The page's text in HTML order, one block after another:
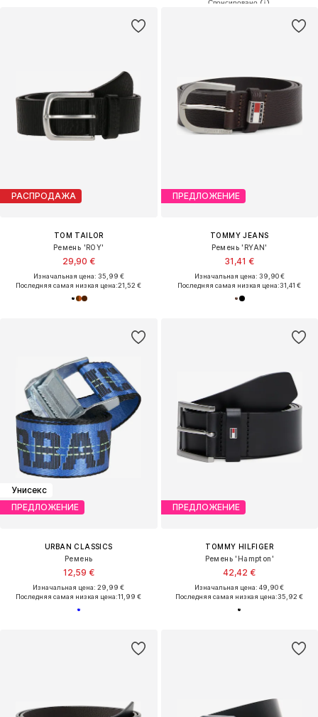
РАСПРОДАЖА
TOM TAILOR
Ремень 'ROY'
29,90 €
Изначальная цена: 35,99 €
Последняя самая низкая цена:21,52 €
ПРЕДЛОЖЕНИЕ
TOMMY JEANS
Ремень 'RYAN'
31,41 €
Изначальная цена: 39,90 €
Последняя самая низкая цена:31,41 €
Унисекс
ПРЕДЛОЖЕНИЕ
URBAN CLASSICS
Ремень
12,59 €
Изначальная цена: 29,99 €
Последняя самая низкая цена:11,99 €
ПРЕДЛОЖЕНИЕ
TOMMY HILFIGER
Ремень 'Hampton'
42,42 €
Изначальная цена: 49,90 €
Последняя самая низкая цена:35,92 €